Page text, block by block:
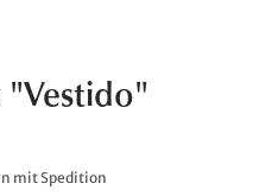
"Vestido"
mit Spedition